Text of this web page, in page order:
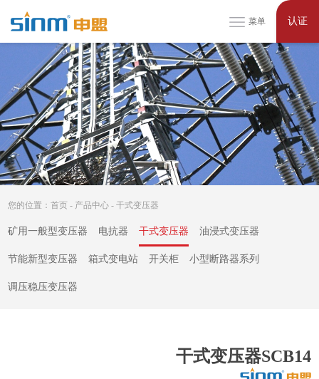
菜单 认证
您的位置：首页 - 产品中心 -干式变压器
矿用一般型变压器 电抗器 干式变压器 油浸式变压器
节能新型变压器 箱式变电站 开关柜 小型断路器系列
调压稳压变压器
干式变压器SCB14